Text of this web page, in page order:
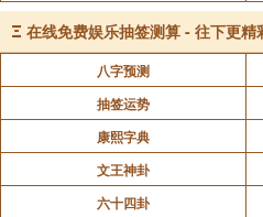
声明：部分内容来于网络，如有侵
不代表易德
Ξ 在线免费娱乐抽签测算 - 往下更精
八字预测
抽签运势
康熙字典
文王神卦
六十四卦